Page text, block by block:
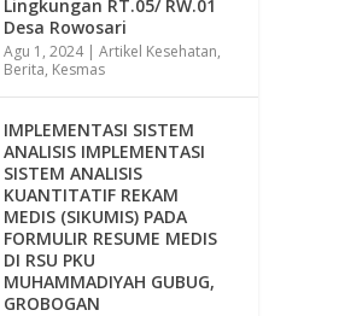
Lingkungan RT.05/ RW.01
Desa Rowosari
Agu 1, 2024|Artikel Kesehatan,
Berita, Kesmas
IMPLEMENTASI SISTEM
ANALISIS IMPLEMENTASI
SISTEM ANALISIS
KUANTITATIF REKAM
MEDIS (SIKUMIS) PADA
FORMULIR RESUME MEDIS
DI RSU PKU
MUHAMMADIYAH GUBUG,
GROBOGAN